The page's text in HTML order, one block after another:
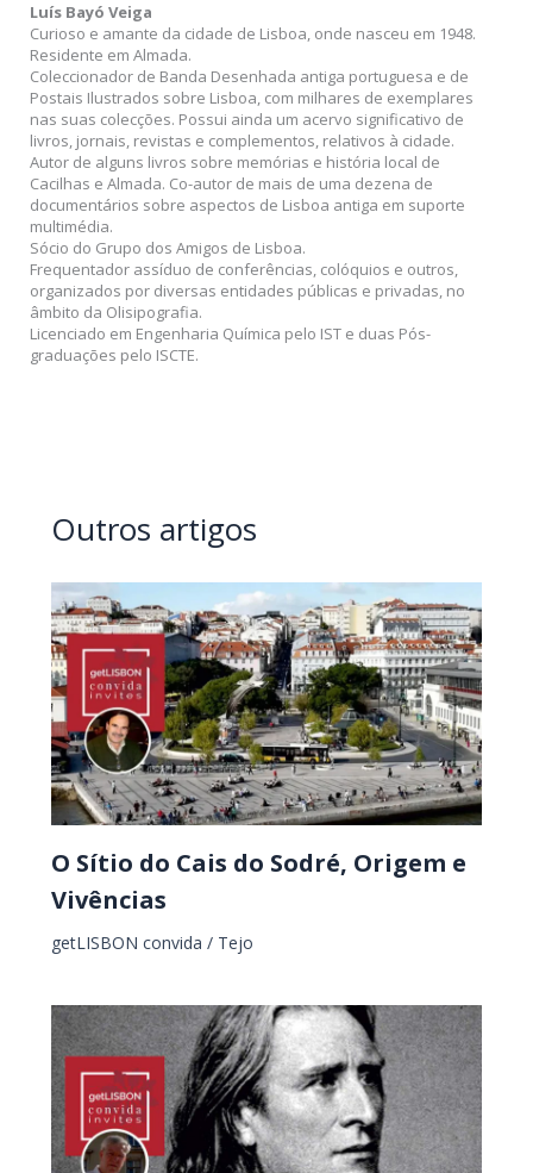
Luís Bayó Veiga
Curioso e amante da cidade de Lisboa, onde nasceu em 1948.
Residente em Almada.
Coleccionador de Banda Desenhada antiga portuguesa e de
Postais Ilustrados sobre Lisboa, com milhares de exemplares
nas suas colecções. Possui ainda um acervo significativo de
livros, jornais, revistas e complementos, relativos à cidade.
Autor de alguns livros sobre memórias e história local de
Cacilhas e Almada. Co-autor de mais de uma dezena de
documentários sobre aspectos de Lisboa antiga em suporte
multimédia.
Sócio do Grupo dos Amigos de Lisboa.
Frequentador assíduo de conferências, colóquios e outros,
organizados por diversas entidades públicas e privadas, no
âmbito da Olisipografia.
Licenciado em Engenharia Química pelo IST e duas Pós-
graduações pelo ISCTE.
Outros artigos
O Sítio do Cais do Sodré, Origem e
Vivências
getLISBON convida / Tejo